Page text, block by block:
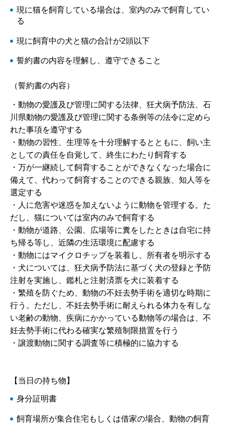
現に猫を飼育している場合は、室内のみで飼育してい
る
現に飼育中の犬と猫の合計が2頭以下
誓約書の内容を理解し、遵守できること
（誓約書の内容）
・動物の愛護及び管理に関する法律、狂犬病予防法、石
川県動物の愛護及び管理に関する条例等の法令に定めら
れた事項を遵守する
・動物の習性、生理等を十分理解するとともに、飼い主
としての責任を自覚して、終生にわたり飼育する
・万が一継続して飼育することができなくなった場合に
備えて、代わって飼育することのできる親族、知人等を
選定する
・人に危害や迷惑を加えないように動物を管理する。た
だし、猫については室内のみで飼育する
・動物が道路、公園、広場等に糞をしたときは自宅に持
ち帰る等し、近隣の生活環境に配慮する
・動物にはマイクロチップを装着し、所有者を明示する
・犬については、狂犬病予防法に基づく犬の登録と予防
注射を実施し、鑑札と注射済票を犬に装着する
・繁殖を防ぐため、動物の不妊去勢手術を適切な時期に
行う。ただし、不妊去勢手術に耐えられる体力を有しな
い老齢の動物、疾病にかかっている動物等の場合は、不
妊去勢手術に代わる確実な繁殖制限措置を行う
・譲渡動物に関する調査等に積極的に協力する
【当日の持ち物】
身分証明書
飼育場所が集合住宅もしくは借家の場合、動物の飼育